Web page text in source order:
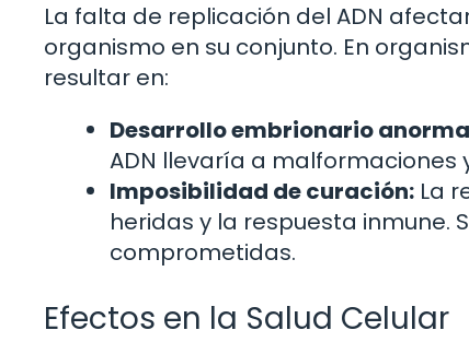
La falta de replicación del ADN
organismo en su conjunto. En
resultar en:
Desarrollo embrionario
ADN llevaría a malformaciones
Imposibilidad de curación: La
heridas y la respuesta inmune.
comprometidas.
Efectos en la Salud Celular